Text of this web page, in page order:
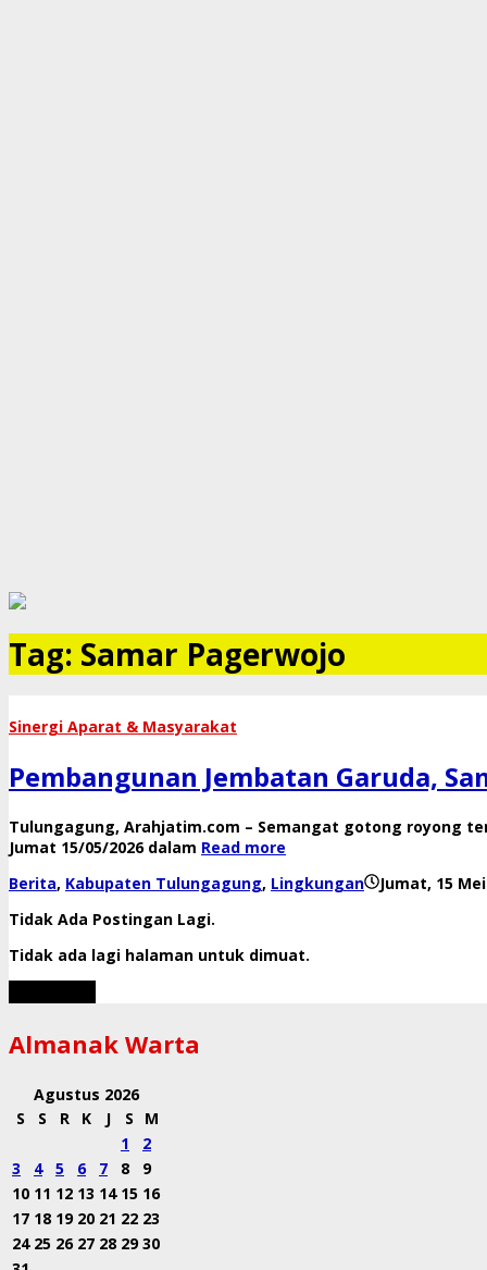
Tag: Samar Pagerwojo
Sinergi Aparat & Masyarakat
Pembangunan Jembatan Garuda,
Tulungagung, Arahjatim.com – Semangat gotong royong
Jumat 15/05/2026 dalam Read more
Berita, Kabupaten Tulungagung, Lingkungan Jumat, 15
Tidak Ada Postingan Lagi.
Tidak ada lagi halaman untuk dimuat.
Almanak Warta
Agustus 2026
S
S R K J S
M
1
2
3
4 5 6 7 8
9
10 11 12 13 14 15 16
17 18 19 20 21 22 23
24 25 26 27 28 29 30